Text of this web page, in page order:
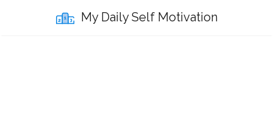
My Daily Self Motivation